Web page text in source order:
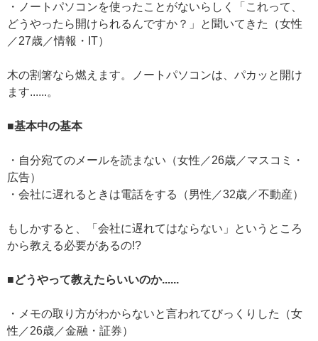
・ノートパソコンを使ったことがないらしく「これって、
どうやったら開けられるんですか？」と聞いてきた（女性
／27歳／情報・IT）
木の割箸なら燃えます。ノートパソコンは、パカッと開け
ます......。
■基本中の基本
・自分宛てのメールを読まない（女性／26歳／マスコミ・
広告）
・会社に遅れるときは電話をする（男性／32歳／不動産）
もしかすると、「会社に遅れてはならない」というところ
から教える必要があるの!?
■どうやって教えたらいいのか......
・メモの取り方がわからないと言われてびっくりした（女
性／26歳／金融・証券）